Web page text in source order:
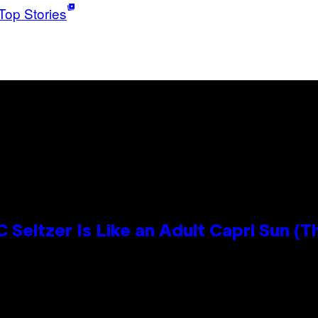
Stories
Seltzer Is Like an Adult Capri Sun